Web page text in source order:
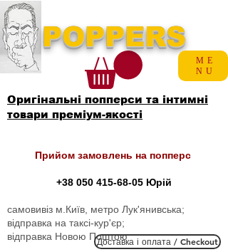
POPPERS
Оригінальні попперси та інтимні
товари преміум-якості
Прийом замовлень на попперс
+38 050 415-68-05 Юрій
самовивіз м.Київ, метро Лук'янивська;
відправка на таксі-кур'єр;
відправка Новою ПоштоюДоставка і оплата / Checkout
ME
NU